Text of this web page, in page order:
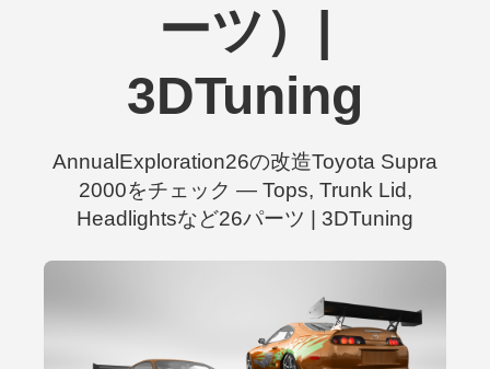
ーツ）|
3DTuning
AnnualExploration26の改造Toyota Supra
2000をチェック — Tops, Trunk Lid,
Headlightsなど26パーツ | 3DTuning